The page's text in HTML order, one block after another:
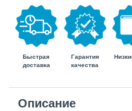
Быстрая
доставка
Гарантия
качества
Описание